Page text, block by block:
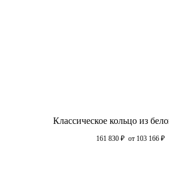
Классическое кольцо из
161 830 ₽ от 103 166 ₽